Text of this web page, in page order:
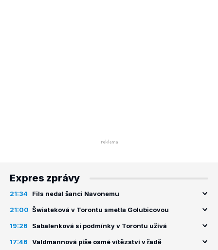
Expres zprávy
21:34 Fils nedal šanci Navonemu
21:00 Šwiateková v Torontu smetla Golubicovou
19:26 Sabalenková si podmínky v Torontu užívá
17:46 Valdmannová píše osmé vítězství v řadě